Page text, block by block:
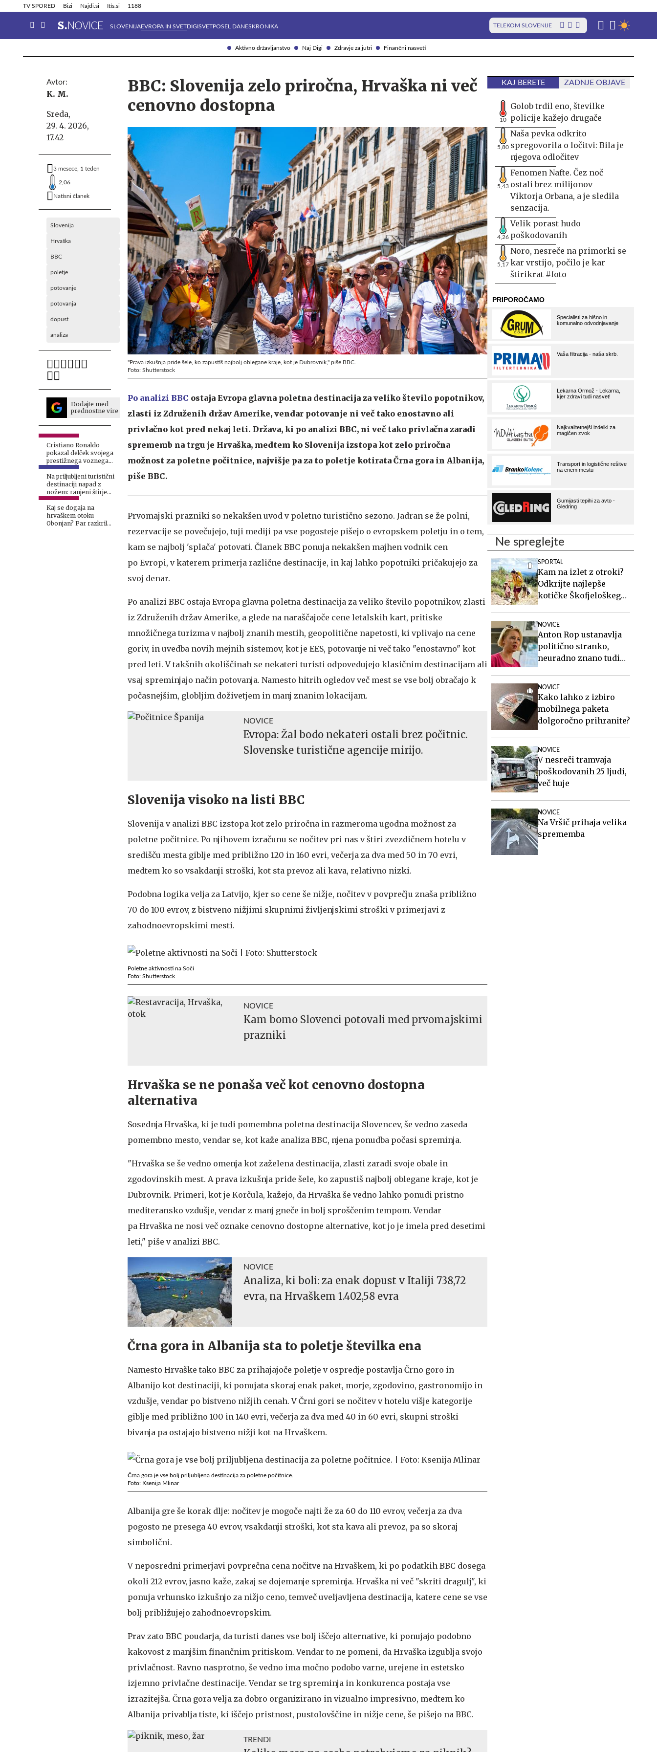
Aktivno državljanstvo Naj Digi Zdravje za jutri Finančni nasveti
TV SPORED Bizi Najdi.si Itis.si 1188
SLOVENIJAEVROPA IN SVETDIGISVETPOSEL DANESKRONIKA TELEKOM SLOVENIJE
Info in obvestila Tehnik
Avtor:
K. M.
Sreda,
29. 4. 2026,
17.42
3 mesece, 1 teden
2,06
Natisni članek
Slovenija
Hrvaška
BBC
poletje
potovanje
potovanja
dopust
analiza
Dodajte med
prednostne vire
Cristiano Ronaldo
pokazal delček svojega
prestižnega voznega
parka
Na priljubljeni turistični
destinaciji napad z
nožem: ranjeni štirje
moški, aretirali žensko
Kaj se dogaja na
hrvaškem otoku
Obonjan? Par razkril
BBC: Slovenija zelo priročna, Hrvaška ni več
cenovno dostopna
"Prava izkušnja pride šele, ko zapustiš najbolj oblegane kraje, kot je Dubrovnik," piše BBC.
Foto: Shutterstock
Po analizi BBC ostaja Evropa glavna poletna destinacija za veliko število popotnikov,
zlasti iz Združenih držav Amerike, vendar potovanje ni več tako enostavno ali
privlačno kot pred nekaj leti. Država, ki po analizi BBC, ni več tako privlačna zaradi
sprememb na trgu je Hrvaška, medtem ko Slovenija izstopa kot zelo priročna
možnost za poletne počitnice, najvišje pa za to poletje kotirata Črna gora in Albanija,
piše BBC.
Prvomajski prazniki so nekakšen uvod v poletno turistično sezono. Jadran se že polni,
rezervacije se povečujejo, tuji mediji pa vse pogosteje pišejo o evropskem poletju in o tem,
kam se najbolj 'splača' potovati. Članek BBC ponuja nekakšen majhen vodnik cen
po Evropi, v katerem primerja različne destinacije, in kaj lahko popotniki pričakujejo za
svoj denar.
Po analizi BBC ostaja Evropa glavna poletna destinacija za veliko število popotnikov, zlasti
iz Združenih držav Amerike, a glede na naraščajoče cene letalskih kart, pritiske
množičnega turizma v najbolj znanih mestih, geopolitične napetosti, ki vplivajo na cene
goriv, ​​in uvedba novih mejnih sistemov, kot je EES, potovanje ni več tako "enostavno" kot
pred leti. V takšnih okoliščinah se nekateri turisti odpovedujejo klasičnim destinacijam ali
vsaj spreminjajo način potovanja. Namesto hitrih ogledov več mest se vse bolj obračajo k
počasnejšim, globljim doživetjem in manj znanim lokacijam.
NOVICE
Evropa: Žal bodo nekateri ostali brez počitnic.
Slovenske turistične agencije mirijo.
Slovenija visoko na listi BBC
Slovenija v analizi BBC izstopa kot zelo priročna in razmeroma ugodna možnost za
poletne počitnice. Po njihovem izračunu se nočitev pri nas v štiri zvezdičnem hotelu v
središču mesta giblje med približno 120 in 160 evri, večerja za dva med 50 in 70 evri,
medtem ko so vsakdanji stroški, kot sta prevoz ali kava, relativno nizki.
Podobna logika velja za Latvijo, kjer so cene še nižje, nočitev v povprečju znaša približno
70 do 100 evrov, z bistveno nižjimi skupnimi življenjskimi stroški v primerjavi z
zahodnoevropskimi mesti.
Poletne aktivnosti na Soči
Foto: Shutterstock
NOVICE
Kam bomo Slovenci potovali med prvomajskimi
prazniki
Hrvaška se ne ponaša več kot cenovno dostopna
alternativa
Sosednja Hrvaška, ki je tudi pomembna poletna destinacija Slovencev, še vedno zaseda
pomembno mesto, vendar se, kot kaže analiza BBC, njena ponudba počasi spreminja.
"Hrvaška se še vedno omenja kot zaželena destinacija, zlasti zaradi svoje obale in
zgodovinskih mest. A prava izkušnja pride šele, ko zapustiš najbolj oblegane kraje, kot je
Dubrovnik. Primeri, kot je Korčula, kažejo, da Hrvaška še vedno lahko ponudi pristno
mediteransko vzdušje, vendar z manj gneče in bolj sproščenim tempom. Vendar
pa Hrvaška ne nosi več oznake cenovno dostopne alternative, kot jo je imela pred desetimi
leti," piše v analizi BBC.
NOVICE
Analiza, ki boli: za enak dopust v Italiji 738,72
evra, na Hrvaškem 1.402,58 evra
Črna gora in Albanija sta to poletje številka ena
Namesto Hrvaške tako BBC za prihajajoče poletje v ospredje postavlja Črno goro in
Albanijo kot destinaciji, ki ponujata skoraj enak paket, morje, zgodovino, gastronomijo in
vzdušje, vendar po bistveno nižjih cenah. V Črni gori se nočitev v hotelu višje kategorije
giblje med približno 100 in 140 evri, večerja za dva med 40 in 60 evri, skupni stroški
bivanja pa ostajajo bistveno nižji kot na Hrvaškem.
Črna gora je vse bolj priljubljena destinacija za poletne počitnice.
Foto: Ksenija Mlinar
Albanija gre še korak dlje: nočitev je mogoče najti že za 60 do 110 evrov, večerja za dva
pogosto ne presega 40 evrov, vsakdanji stroški, kot sta kava ali prevoz, pa so skoraj
simbolični.
V neposredni primerjavi povprečna cena nočitve na Hrvaškem, ki po podatkih BBC dosega
okoli 212 evrov, jasno kaže, zakaj se dojemanje spreminja. Hrvaška ni več "skriti dragulj", ki
ponuja vrhunsko izkušnjo za nižjo ceno, temveč uveljavljena destinacija, katere cene se vse
bolj približujejo zahodnoevropskim.
Prav zato BBC poudarja, da turisti danes vse bolj iščejo alternative, ki ponujajo podobno
kakovost z manjšim finančnim pritiskom. Vendar to ne pomeni, da Hrvaška izgublja svojo
privlačnost. Ravno nasprotno, še vedno ima močno podobo varne, urejene in estetsko
izjemno privlačne destinacije. Vendar se trg spreminja in konkurenca postaja vse
izrazitejša. Črna gora velja za dobro organizirano in vizualno impresivno, medtem ko
Albanija privablja tiste, ki iščejo pristnost, pustolovščine in nižje cene, še pišejo na BBC.
TRENDI
KAJ BERETE ZADNJE OBJAVE
10
Golob trdil eno, številke
policije kažejo drugače
5,80
Naša pevka odkrito
spregovorila o ločitvi: Bila je
njegova odločitev
5,43
Fenomen Nafte. Čez noč
ostali brez milijonov
Viktorja Orbana, a je sledila
senzacija.
4,26
Velik porast hudo
poškodovanih
5,17
Noro, nesreče na primorki se
kar vrstijo, počilo je kar
štirikrat #foto
Ne spreglejte
SPORTAL
Kam na izlet z otroki?
Odkrijte najlepše
kotičke Škofjeloškega
NOVICE
Anton Rop ustanavlja
politično stranko,
neuradno znano tudi
NOVICE
Kako lahko z izbiro
mobilnega paketa
dolgoročno prihranite?
NOVICE
V nesreči tramvaja
poškodovanih 25 ljudi,
več huje
NOVICE
Na Vršič prihaja velika
sprememba